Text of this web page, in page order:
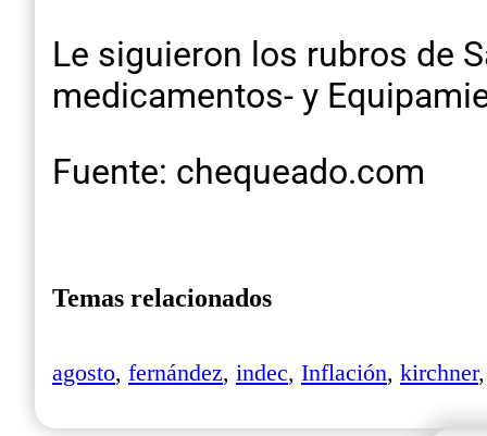
Le siguieron los rubros de
medicamentos- y
Fuente: chequeado.com
Temas relacionados
agosto, fernández, indec, Inflación, kirchner